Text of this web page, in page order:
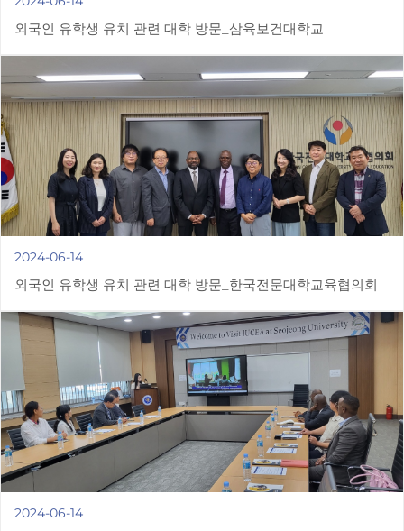
외국인 유학생 유치 관련 대학 방문_삼육보건대학교
2024-06-14
외국인 유학생 유치 관련 대학 방문_한국전문대학교육협의회
2024-06-14